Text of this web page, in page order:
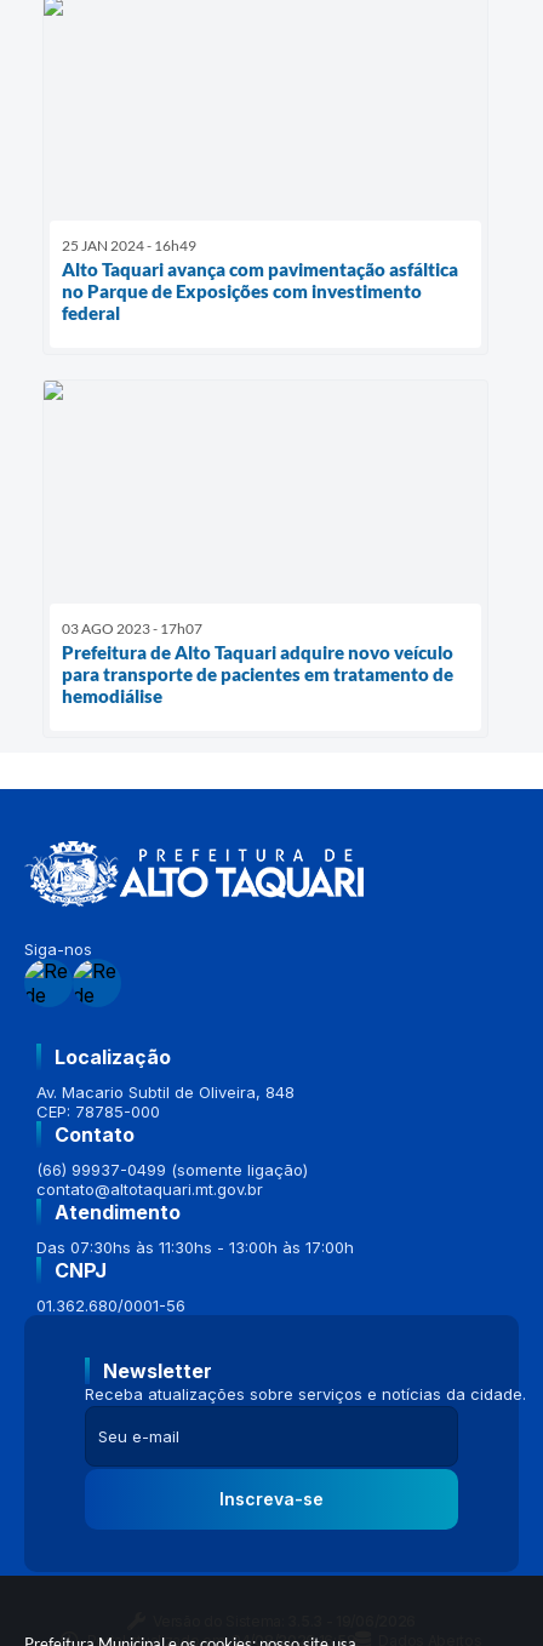
25 JAN 2024 - 16h49
Alto Taquari avança com pavimentação asfáltica
no Parque de Exposições com investimento
federal
03 AGO 2023 - 17h07
Prefeitura de Alto Taquari adquire novo veículo
para transporte de pacientes em tratamento de
hemodiálise
Siga-nos
Localização
Av. Macario Subtil de Oliveira, 848
CEP: 78785-000
Contato
(66) 99937-0499 (somente ligação)
contato@altotaquari.mt.gov.br
Atendimento
Das 07:30hs às 11:30hs - 13:00h às 17:00h
CNPJ
01.362.680/0001-56
Newsletter
Receba atualizações sobre serviços e notícias da cidade.
Inscreva-se
Portal atualizado em:04/08/2026 16:58